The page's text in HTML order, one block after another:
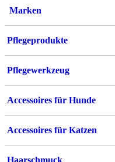
Marken
Pflegeprodukte
Pflegewerkzeug
Accessoires für Hunde
Accessoires für Katzen